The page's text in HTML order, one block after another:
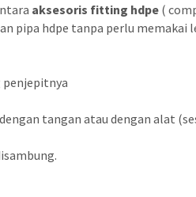
aksesoris fitting hdpe (
pipa hdpe tanpa perlu memakai
penjepitnya
tangan atau dengan alat